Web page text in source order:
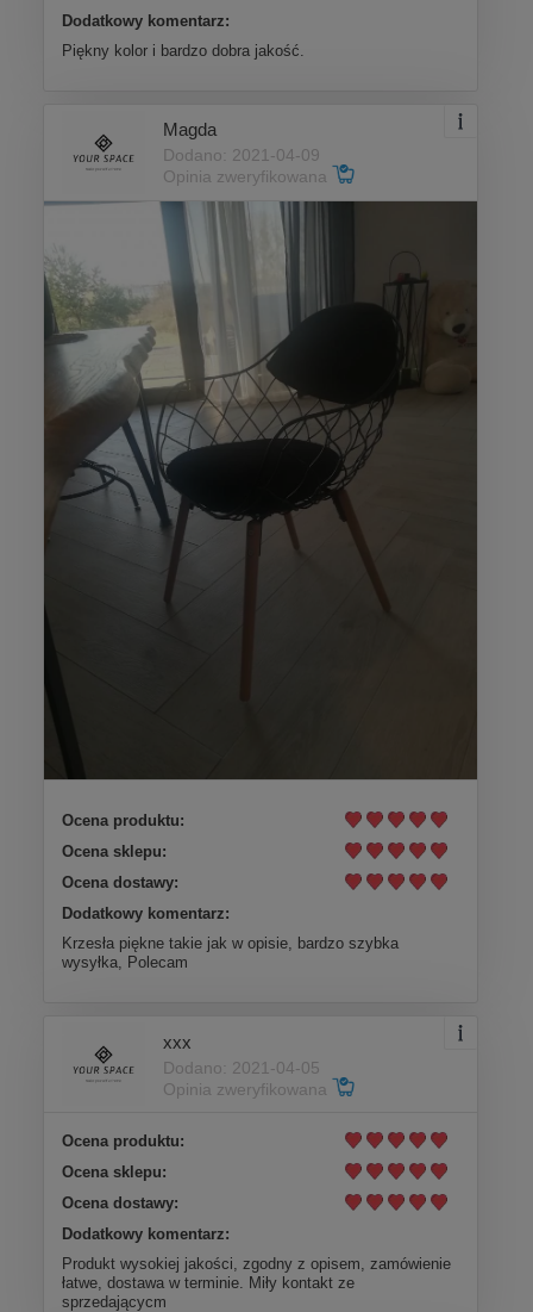
Dodatkowy komentarz:
Piękny kolor i bardzo dobra jakość.
Magda
Dodano: 2021-04-09
Opinia zweryfikowana
Ocena produktu:
Ocena sklepu:
Ocena dostawy:
Dodatkowy komentarz:
Krzesła piękne takie jak w opisie, bardzo szybka
wysyłka, Polecam
xxx
Dodano: 2021-04-05
Opinia zweryfikowana
Ocena produktu:
Ocena sklepu:
Ocena dostawy:
Dodatkowy komentarz:
Produkt wysokiej jakości, zgodny z opisem, zamówienie
łatwe, dostawa w terminie. Miły kontakt ze
sprzedającycm